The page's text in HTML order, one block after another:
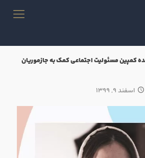
کمپین مسئولیت اجتماعی کمک به جازموریان
اسفند ۹, ۱۳۹۹